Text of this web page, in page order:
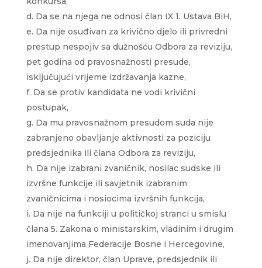
Da se na njega ne odnosi član IX 1. Ustava BiH,
Da nije osuđivan za krivično djelo ili privredni
prestup nespojiv sa dužnošću Odbora za reviziju,
pet godina od pravosnažnosti presude,
isključujući vrijeme izdržavanja kazne,
Da se protiv kandidata ne vodi krivični
postupak,
Da mu pravosnažnom presudom suda nije
zabranjeno obavljanje aktivnosti za poziciju
predsjednika ili člana Odbora za reviziju,
Da nije izabrani zvaničnik, nosilac sudske ili
izvršne funkcije ili savjetnik izabranim
zvaničnicima i nosiocima izvršnih funkcija,
Da nije na funkciji u političkoj stranci u smislu
člana 5. Zakona o ministarskim, vladinim i drugim
imenovanjima Federacije Bosne i Hercegovine,
Da nije direktor, član Uprave, predsjednik ili